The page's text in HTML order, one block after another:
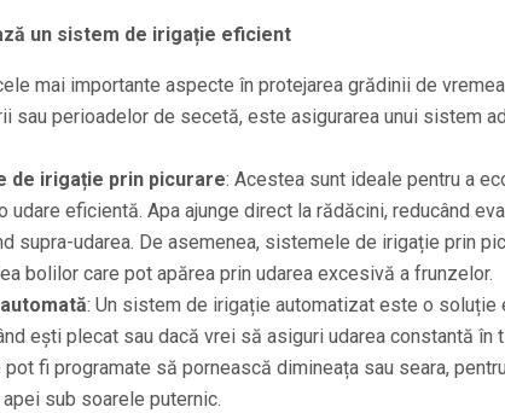
un sistem de irigație eficient
mai importante aspecte în protejarea grădinii de
sau perioadelor de secetă, este asigurarea unui sistem
de irigație prin picurare: Acestea sunt ideale pentru a
udare eficientă. Apa ajunge direct la rădăcini, reducând
supra-udarea. De asemenea, sistemele de irigație prin
bolilor care pot apărea prin udarea excesivă a frunzelor.
: Un sistem de irigație automatizat este o soluție
ești plecat sau dacă vrei să asiguri udarea constantă în
fi programate să pornească dimineața sau seara,
sub soarele puternic.